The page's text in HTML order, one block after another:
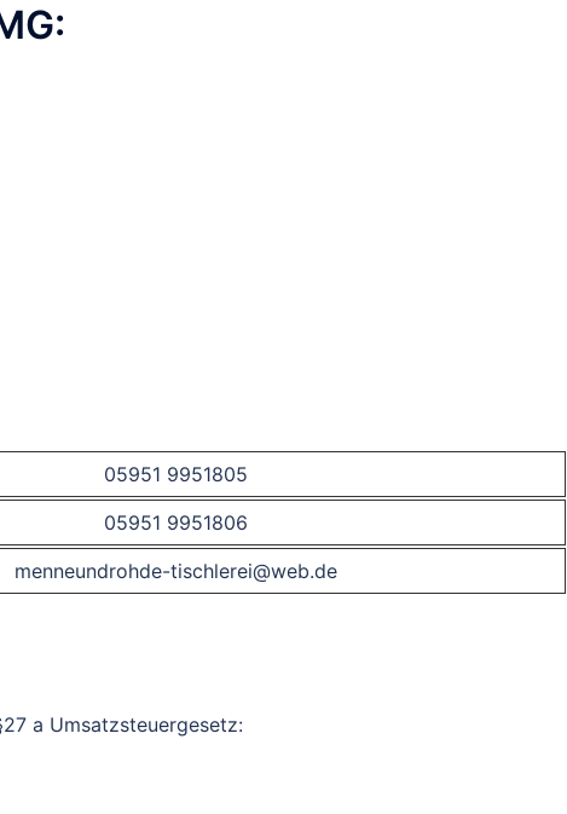
05951 9951805
05951 9951806
menneundrohde-tischlerei@web.de
a Umsatzsteuergesetz: